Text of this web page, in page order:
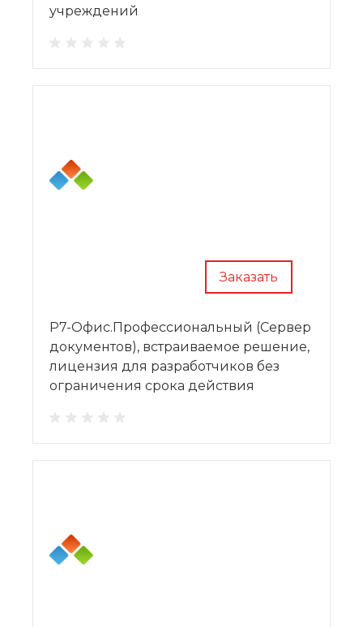
учреждений
Заказать
Р7-Офис.Профессиональный (Сервер
документов), встраиваемое решение,
лицензия для разработчиков без
ограничения срока действия